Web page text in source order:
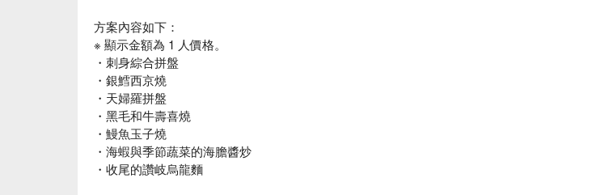
方案內容如下：
※ 顯示金額為 1 人價格。
・刺身綜合拼盤
・銀鱈西京燒
・天婦羅拼盤
・黑毛和牛壽喜燒
・鰻魚玉子燒
・海蝦與季節蔬菜的海膽醬炒
・收尾的讚岐烏龍麵